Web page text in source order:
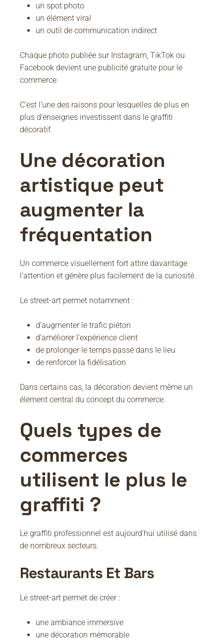
un spot photo
un élément viral
un outil de communication indirect
Chaque photo publiée sur Instagram, TikTok ou
Facebook devient une publicité gratuite pour le
commerce.
C’est l’une des raisons pour lesquelles de plus en
plus d’enseignes investissent dans le graffiti
décoratif.
Une décoration
artistique peut
augmenter la
fréquentation
Un commerce visuellement fort attire davantage
l’attention et génère plus facilement de la curiosité.
Le street-art permet notamment :
d’augmenter le trafic piéton
d’améliorer l’expérience client
de prolonger le temps passé dans le lieu
de renforcer la fidélisation
Dans certains cas, la décoration devient même un
élément central du concept du commerce.
Quels types de
commerces
utilisent le plus le
graffiti ?
Le graffiti professionnel est aujourd’hui utilisé dans
de nombreux secteurs.
Restaurants Et Bars
Le street-art permet de créer :
une ambiance immersive
une décoration mémorable